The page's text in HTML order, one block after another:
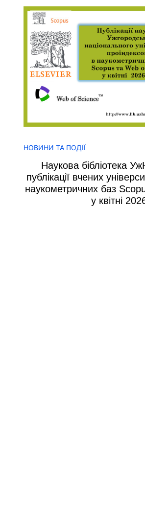
НОВИНИ ТА ПОДІЇ
Наукова бібліотека
публікації вчених
наукометричних баз
у квітні